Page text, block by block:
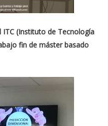
ITC (Instituto de Tecnología
fin de máster basado